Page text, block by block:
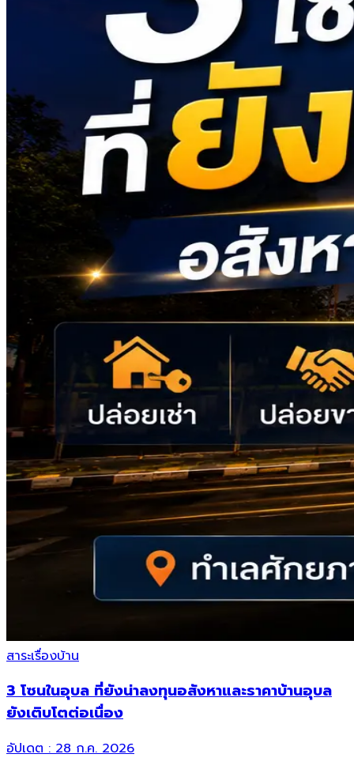
สาระเรื่องบ้าน
3 โซนในอุบล ที่ยังน่าลงทุนอสังหาและราคาบ้านอุบล
ยังเติบโตต่อเนื่อง
อัปเดต :28 ก.ค. 2026